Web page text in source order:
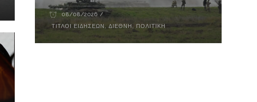
08/08/2026
ΤΊΤΛΟΙ ΕΙΔΉΣΕΩΝ ,ΔΙΕΘΝΉ , ΠΟΛΙΤΙΚΉ